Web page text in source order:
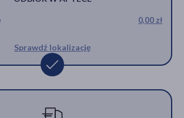
0,00 zł
Sprawdź lokalizację